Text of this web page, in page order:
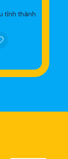
tỉnh thành